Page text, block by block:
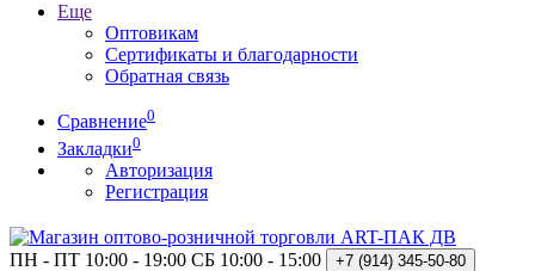
Еще
Оптовикам
Сертификаты и благодарности
Обратная связь
Сравнение0
Закладки0
Авторизация
Регистрация
ПН - ПТ 10:00 - 19:00 СБ 10:00 - 15:00 +7 (914) 345-50-80